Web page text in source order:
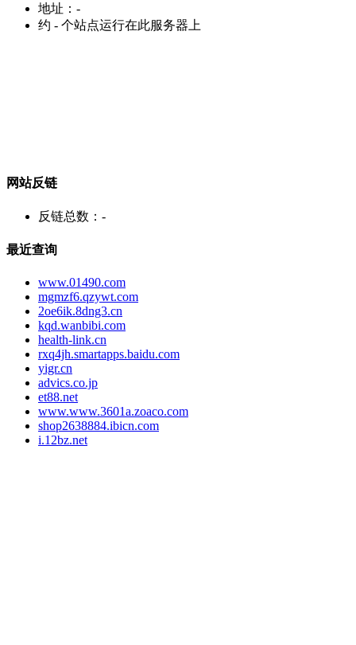
地址： -
约 - 个站点运行在此服务器上
网站反链
反链总数： -
最近查询
www.01490.com
mgmzf6.qzywt.com
2oe6ik.8dng3.cn
kqd.wanbibi.com
health-link.cn
rxq4jh.smartapps.baidu.com
yigr.cn
advics.co.jp
et88.net
www.www.3601a.zoaco.com
shop2638884.ibicn.com
i.12bz.net